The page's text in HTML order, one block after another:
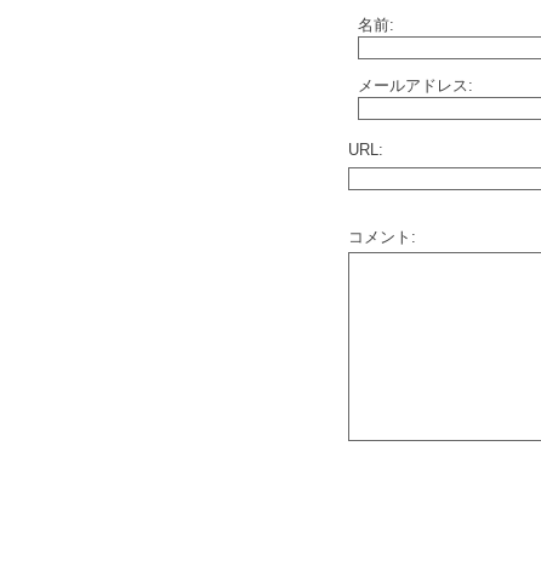
名前:
メールアドレス:
URL:
コメント: